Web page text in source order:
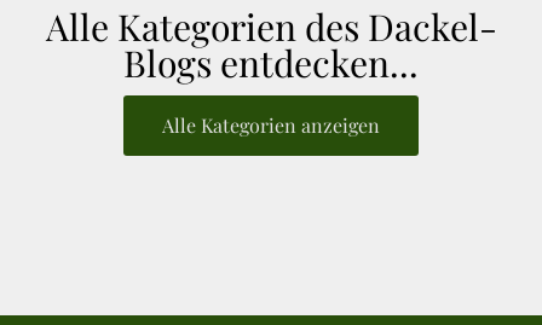
Alle Kategorien des Dackel-
Blogs entdecken...
Alle Kategorien anzeigen